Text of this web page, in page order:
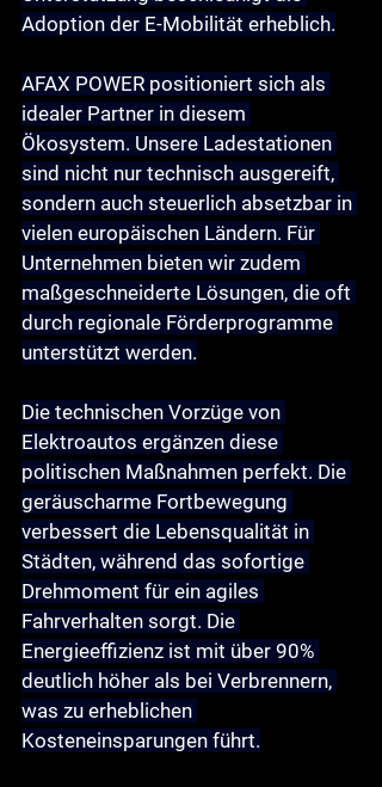
Adoption der E-Mobilität erheblich.
AFAX POWER positioniert sich als
idealer Partner in diesem
Ökosystem. Unsere Ladestationen
sind nicht nur technisch ausgereift,
sondern auch steuerlich absetzbar in
vielen europäischen Ländern. Für
Unternehmen bieten wir zudem
maßgeschneiderte Lösungen, die oft
durch regionale Förderprogramme
unterstützt werden.
Die technischen Vorzüge von
Elektroautos ergänzen diese
politischen Maßnahmen perfekt. Die
geräuscharme Fortbewegung
verbessert die Lebensqualität in
Städten, während das sofortige
Drehmoment für ein agiles
Fahrverhalten sorgt. Die
Energieeffizienz ist mit über 90%
deutlich höher als bei Verbrennern,
was zu erheblichen
Kosteneinsparungen führt.